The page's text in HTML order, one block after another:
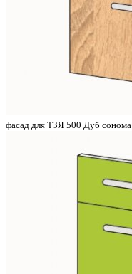
фасад для Т3Я 500 Дуб сонома